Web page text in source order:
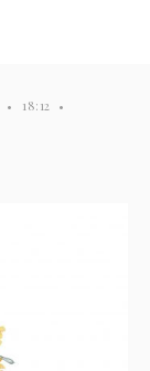
• 18:12 •